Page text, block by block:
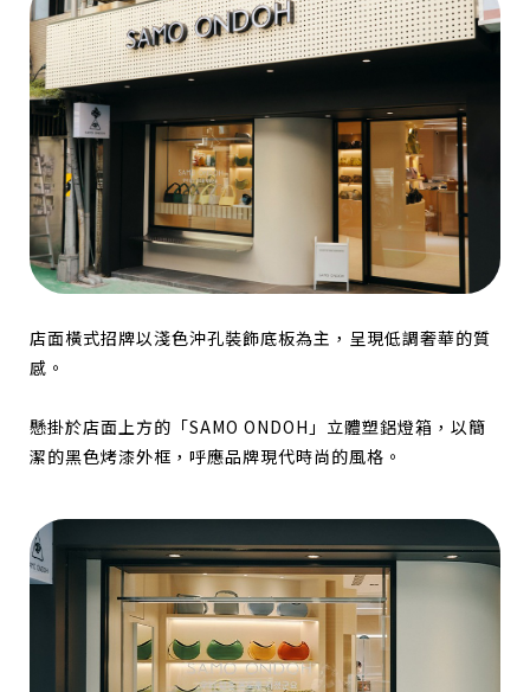
店面橫式招牌以淺色沖孔裝飾底板為主，呈現低調奢華的質
感。
懸掛於店面上方的「SAMO ONDOH」立體塑鋁燈箱，以簡
潔的黑色烤漆外框，呼應品牌現代時尚的風格。